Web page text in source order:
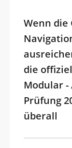
Wenn die
die
Modular
Prüfung
überall